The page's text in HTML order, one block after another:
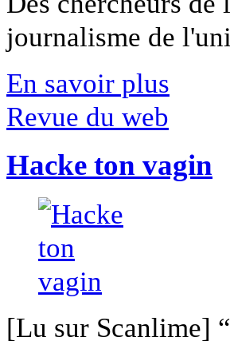
journalisme de
En savoir plus
Revue du web
Hacke ton vagin
[Lu sur Scanlime]